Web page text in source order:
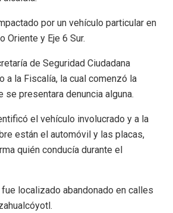
por un vehículo particular en
Oriente y Eje 6 Sur.
de Seguridad Ciudadana
a la Fiscalía, la cual comenzó la
se presentara denuncia alguna.
el vehículo involucrado y a la
están el automóvil y las placas,
quién conducía durante el
localizado abandonado en calles